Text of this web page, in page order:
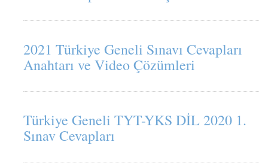
2021 Türkiye Geneli Sınavı Cevapları
Anahtarı ve Video Çözümleri
Türkiye Geneli TYT-YKS DİL 2020 1.
Sınav Cevapları